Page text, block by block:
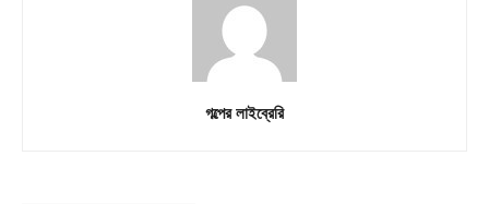
গল্পের লাইব্রেরি